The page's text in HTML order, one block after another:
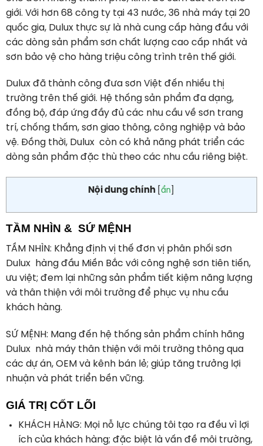
giới. Với hơn 68 công ty tại 43 nước, 36 nhà máy tại 20
quốc gia, Dulux thực sự là nhà cung cấp hàng đầu với
các dòng sản phẩm sơn chất lượng cao cấp nhất và
sơn bảo vệ cho hàng triệu công trình trên thế giới.
Dulux đã thành công đưa sơn Việt đến nhiều thị
trường trên thế giới. Hệ thống sản phẩm đa dạng,
đồng bộ, đáp ứng đầy đủ các nhu cầu về sơn trang
trí, chống thấm, sơn giao thông, công nghiệp và bảo
vệ. Đồng thời, Dulux còn có khả năng phát triển các
dòng sản phẩm đặc thù theo các nhu cầu riêng biệt.
Nội dung chính [ẩn
TẦM NHÌN & SỨ MỆNH
TẦM NHÌN: Khẳng định vị thế đơn vị phân phối sơn
Dulux hàng đầu Miền Bắc với công nghệ sơn tiên tiến,
ưu việt; đem lại những sản phẩm tiết kiệm năng lượng
và thân thiện với môi trường để phục vụ nhu cầu
khách hàng.
SỨ MỆNH: Mang đến hệ thống sản phẩm chính hãng
Dulux nhà máy thân thiện với môi trường thông qua
các dự án, OEM và kênh bán lẻ; giúp tăng trưởng lợi
nhuận và phát triển bền vững.
GIÁ TRỊ CỐT LÕI
KHÁCH HÀNG: Mọi nỗ lực chúng tôi tạo ra đều vì lợi
ích của khách hàng; đặc biệt là vấn đề môi trường,